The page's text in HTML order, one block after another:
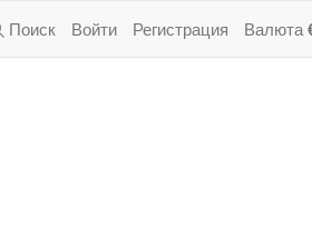
Поиск Войти Регистрация Валюта